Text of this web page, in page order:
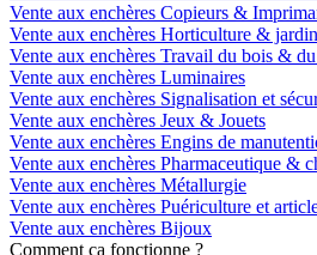
Vente aux enchères Copieurs &
Vente aux enchères Horticulture &
Vente aux enchères Travail du bois &
Vente aux enchères Luminaires
Vente aux enchères Signalisation et
Vente aux enchères Jeux & Jouets
Vente aux enchères Engins de
Vente aux enchères Pharmaceutique &
Vente aux enchères Métallurgie
Vente aux enchères Puériculture et
Vente aux enchères Bijoux
Comment ça fonctionne ?